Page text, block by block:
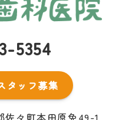
5354
タッフ募集